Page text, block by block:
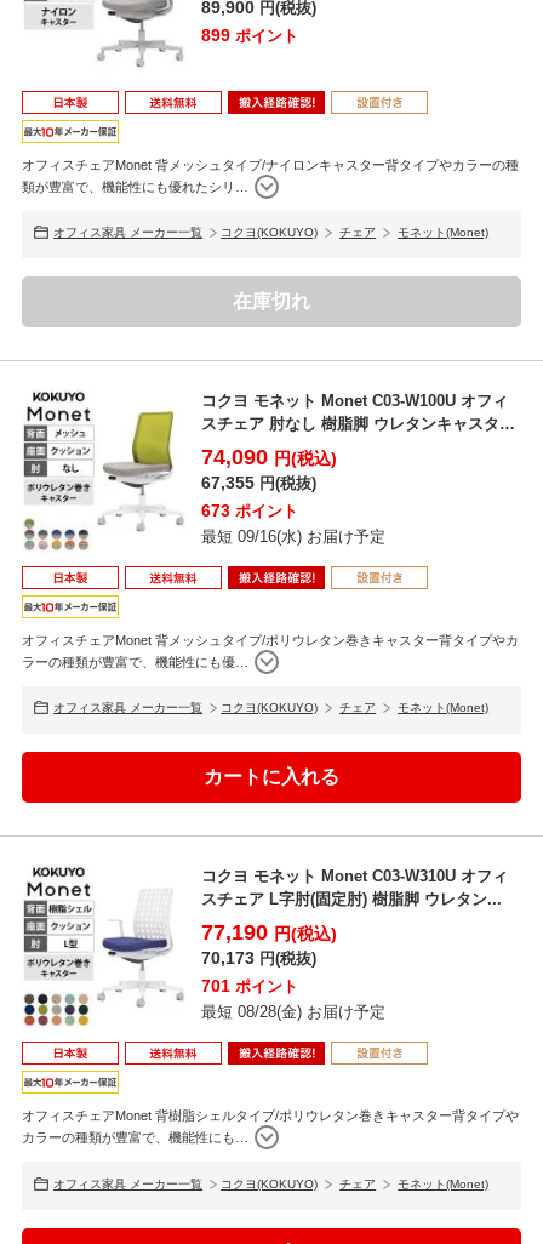
デスクの高さや体格、作業姿勢に合わせて、簡単なレバー操作で座面
の高さと奥行きを好みの位置に調節できます。
ポスチャーサポートシート
姿勢が崩れる原因のひとつである骨盤の前滑りを防止し、適切な体圧
分散によって長時間の作業も快適に行えます。
防汚性に優れたコーティング
移動に便利なキャスター脚です。微細な汚れが付着しやすく汚れが取
れにくい、白色の脚羽根が抱える課題を解決すべく「防汚性」に優れ
89,900 円(税抜)
899 ポイント
オフィスチェアMonet 背メッシュタイプ/ナイロンキャスター背タイプやカラーの種
類が豊富で、機能性にも優れたシリ
オフィス家具 メーカー一覧 コクヨ(KOKUYO) チェア モネット(Monet)
在庫切れ
コクヨ モネット Monet C03-W100U オフィ
スチェア 肘なし 樹脂脚 ウレタンキャスタ
ー...
74,090 円(税込)
67,355 円(税抜)
673 ポイント
最短 09/16(水) お届け予定
オフィスチェアMonet 背メッシュタイプ/ポリウレタン巻きキャスター背タイプやカ
ラーの種類が豊富で、機能性にも優…
オフィス家具 メーカー一覧 コクヨ(KOKUYO) チェア モネット(Monet)
コクヨ モネット Monet C03-W310U オフィ
スチェア L字肘(固定肘) 樹脂脚 ウレタン...
77,190 円(税込)
70,173 円(税抜)
701 ポイント
最短 08/28(金) お届け予定
オフィスチェアMonet 背樹脂シェルタイプ/ポリウレタン巻きキャスター背タイプや
カラーの種類が豊富で、機能性にも
オフィス家具 メーカー一覧 コクヨ(KOKUYO) チェア モネット(Monet)